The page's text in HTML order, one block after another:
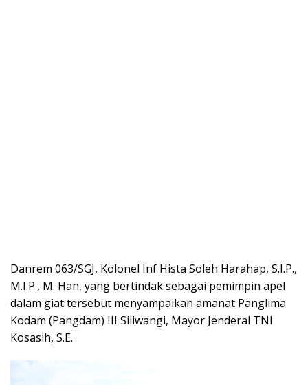
Danrem 063/SGJ, Kolonel Inf Hista Soleh Harahap, S.I.P.,
M.I.P., M. Han, yang bertindak sebagai pemimpin apel
dalam giat tersebut menyampaikan amanat Panglima
Kodam (Pangdam) III Siliwangi, Mayor Jenderal TNI
Kosasih, S.E.